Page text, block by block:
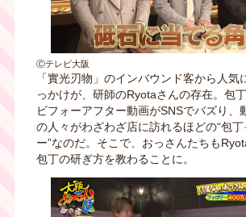
Ⓒテレビ大阪
「實光刃物」のインバウンド客から人気
っかけが、研師のRyotaさんの存在。包
ビフォーアフター動画がSNSでバズり、
の人々がわざわざ店に訪れるほどの“包
ー”なのだ。そこで、おっさんたちも
包丁の研ぎ方を教わることに。